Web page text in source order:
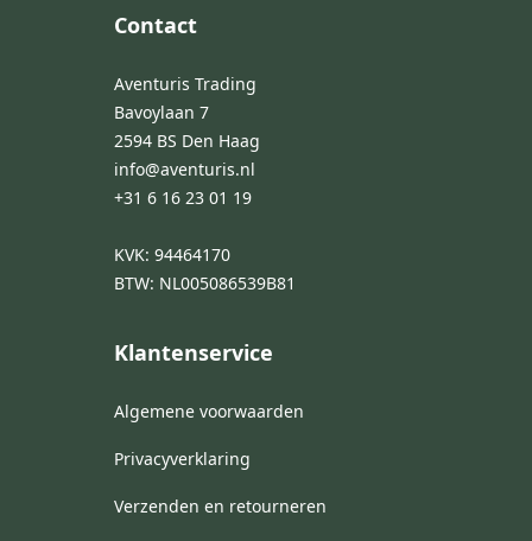
Contact
Aventuris Trading
Bavoylaan 7
2594 BS Den Haag
info@aventuris.nl
+31 6 16 23 01 19
KVK: 94464170
BTW: NL005086539B81
Klantenservice
Algemene voorwaarden
Privacyverklaring
Verzenden en retourneren